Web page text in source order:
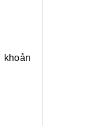
khoản